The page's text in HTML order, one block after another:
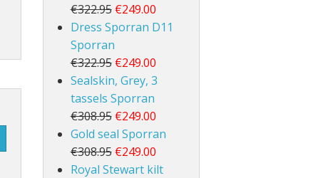
€322.95 €249.00
Dress Sporran D11
Sporran
€322.95 €249.00
Sealskin, Grey, 3
tassels Sporran
€308.95 €249.00
Gold seal Sporran
€308.95 €249.00
Royal Stewart kilt